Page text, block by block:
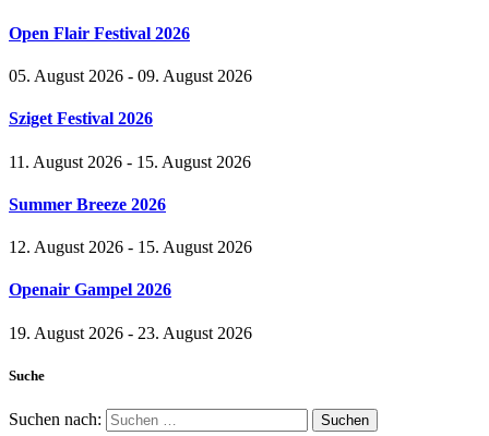
Open Flair Festival 2026
05. August 2026 - 09. August 2026
Sziget Festival 2026
11. August 2026 - 15. August 2026
Summer Breeze 2026
12. August 2026 - 15. August 2026
Openair Gampel 2026
19. August 2026 - 23. August 2026
Suche
Suchen nach: